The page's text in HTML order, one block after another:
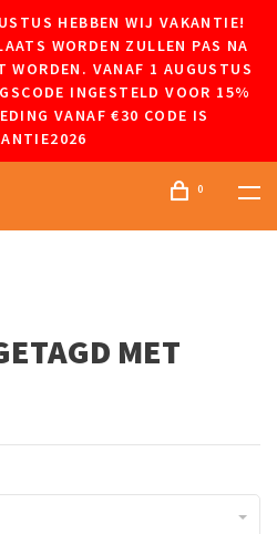
HEBBEN WIJ VAKANTIE!
WORDEN ZULLEN PAS NA
WORDEN. VANAF 1 AUGUSTUS
INGESTELD VOOR 15%
VANAF €30 CODE IS
0
MET